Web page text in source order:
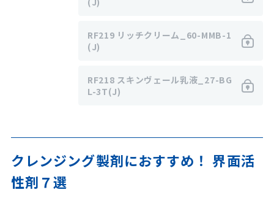
RF219 リッチクリーム_60-MMB-1
(J)
RF218 スキンヴェール乳液_27-BG
L-3T(J)
クレンジング製剤におすすめ！ 界面活
性剤７選